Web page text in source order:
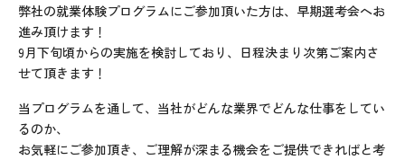
弊社の就業体験プログラムにご参加頂いた方は、早期選考会へお
進み頂けます！
9月下旬頃からの実施を検討しており、日程決まり次第ご案内さ
せて頂きます！
当プログラムを通して、当社がどんな業界でどんな仕事をしてい
るのか、
お気軽にご参加頂き、ご理解が深まる機会をご提供できればと考